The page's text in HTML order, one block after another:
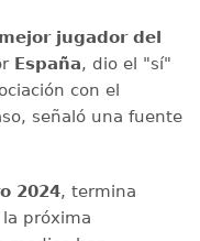
mejor jugador del
España, dio el "sí"
con el
señaló una fuente
2024, termina
próxima